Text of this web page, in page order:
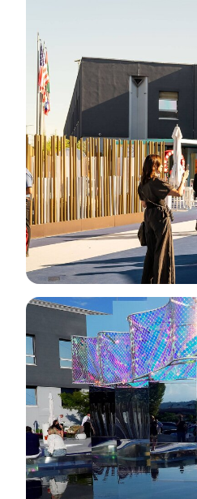
Education
MEDIA ROOM
Comunicati e press kit
Accredito stampa
Info e contatti
Servizi per i media
Download loghi e foto
THE JEWELLERY AGENDA
Oroarezzo
JGTD in Dubai
SIJE
Summit del Gioello
Valenza Gem Forum
The Vicenza
VISITA